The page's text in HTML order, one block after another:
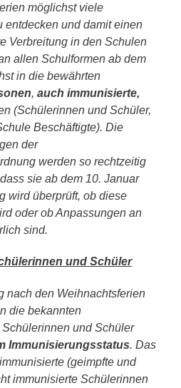
möglichst viele
entdecken und damit einen
Verbreitung in den Schulen
allen Schulformen ab dem
in die bewährten
, auch immunisierte,
(Schülerinnen und Schüler,
Beschäftigte). Die
der
werden so rechtzeitig
sie ab dem 10. Januar
wird überprüft, ob diese
oder ob Anpassungen an
sind.
und Schüler
nach den Weihnachtsferien
die bekannten
und Schüler
Immunisierungsstatus. Das
(geimpfte und
immunisierte Schülerinnen